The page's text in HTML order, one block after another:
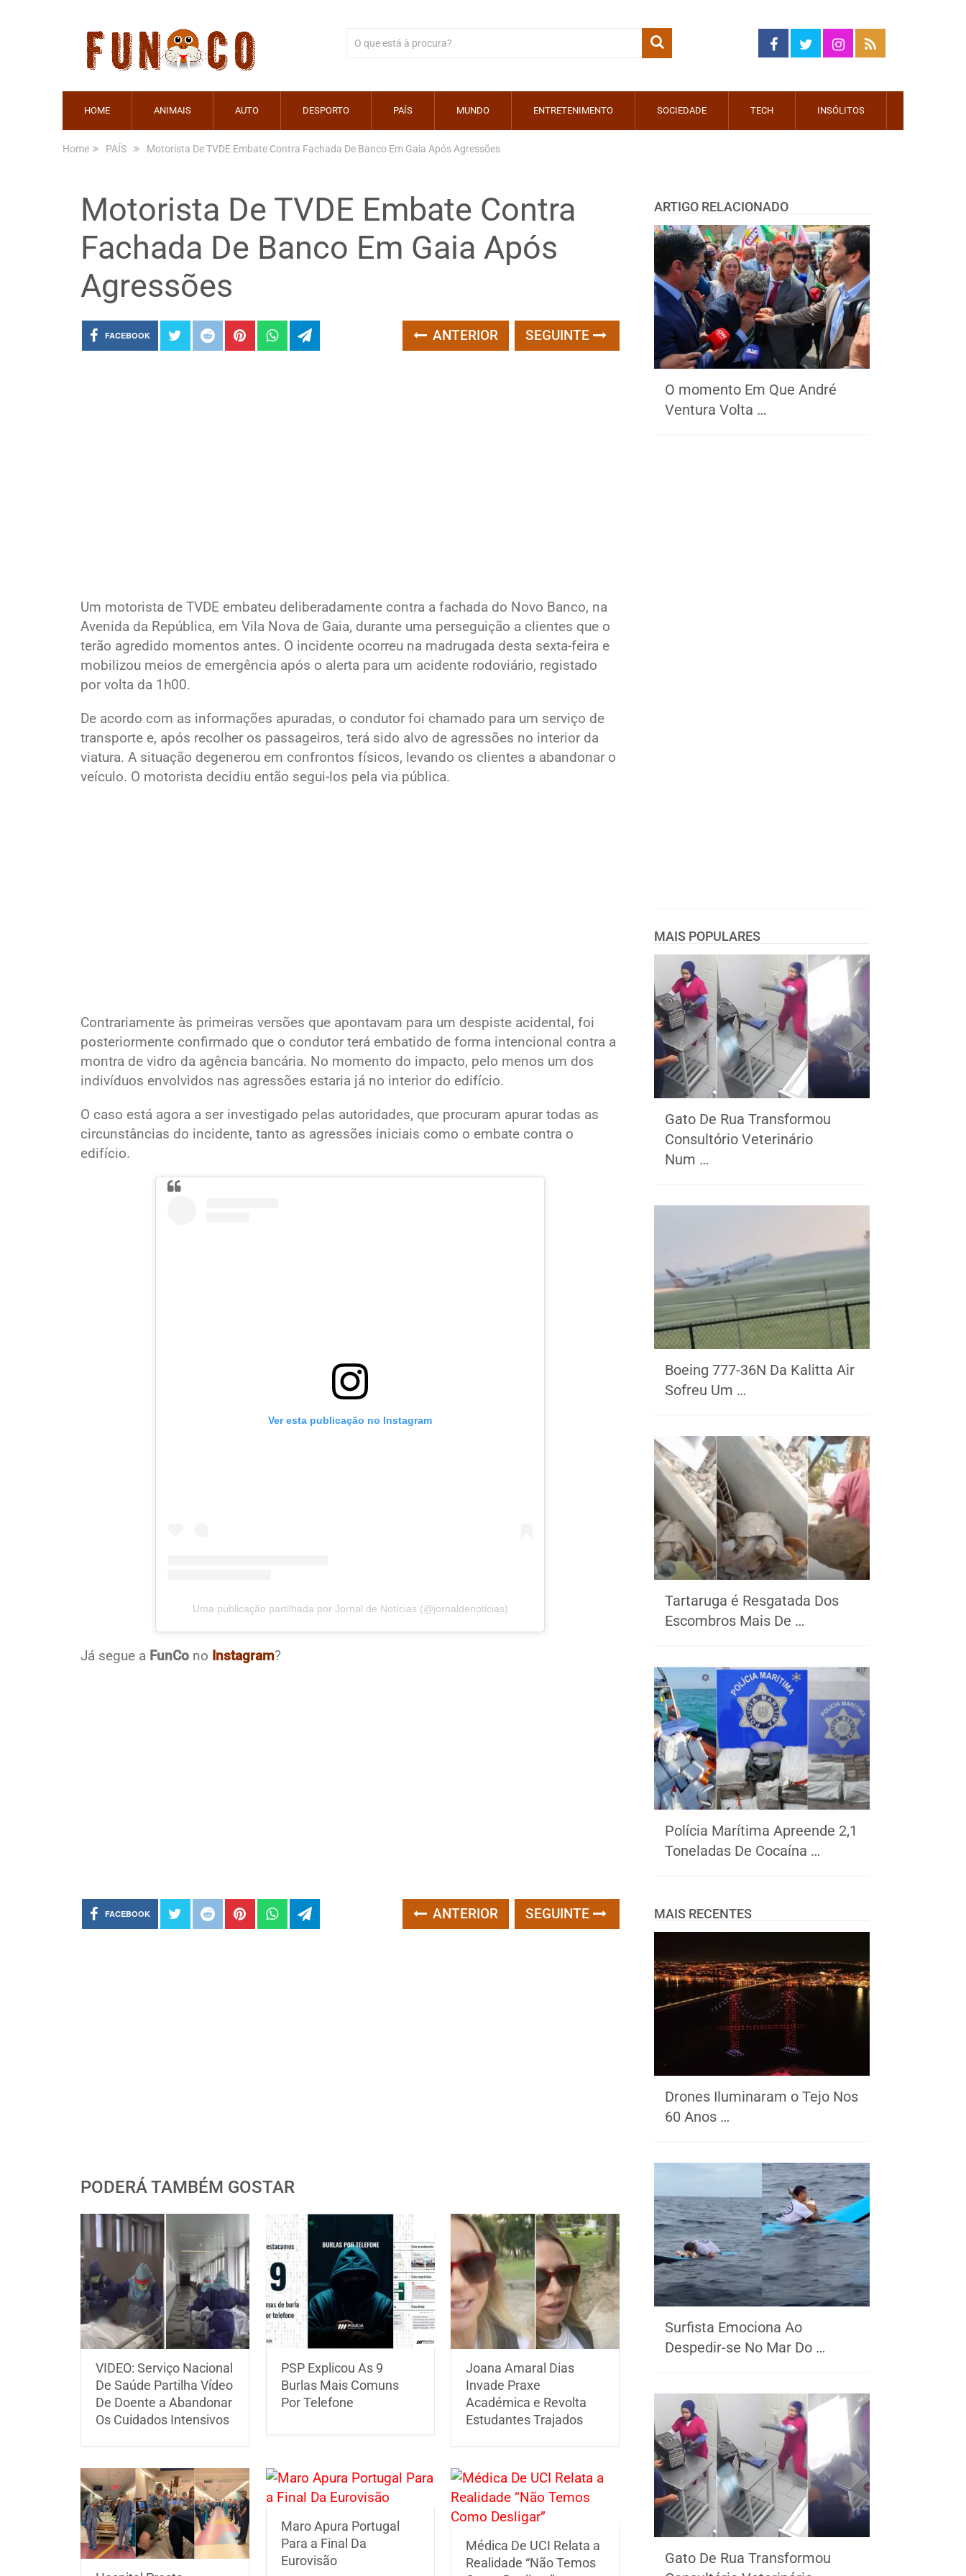
HOME ANIMAIS AUTO DESPORTO PAÍS MUNDO ENTRETENIMENTO SOCIEDADE TECH INSÓLITOS
Home PAÍS Motorista De TVDE Embate Contra Fachada De Banco Em Gaia Após Agressões
Motorista De TVDE Embate Contra
Fachada De Banco Em Gaia Após
Agressões
FACEBOOK ANTERIOR SEGUINTE
Um motorista de TVDE embateu deliberadamente contra a fachada do Novo Banco, na
Avenida da República, em Vila Nova de Gaia, durante uma perseguição a clientes que o
terão agredido momentos antes. O incidente ocorreu na madrugada desta sexta-feira e
mobilizou meios de emergência após o alerta para um acidente rodoviário, registado
por volta da 1h00.
De acordo com as informações apuradas, o condutor foi chamado para um serviço de
transporte e, após recolher os passageiros, terá sido alvo de agressões no interior da
viatura. A situação degenerou em confrontos físicos, levando os clientes a abandonar o
veículo. O motorista decidiu então segui-los pela via pública.
Contrariamente às primeiras versões que apontavam para um despiste acidental, foi
posteriormente confirmado que o condutor terá embatido de forma intencional contra a
montra de vidro da agência bancária. No momento do impacto, pelo menos um dos
indivíduos envolvidos nas agressões estaria já no interior do edifício.
O caso está agora a ser investigado pelas autoridades, que procuram apurar todas as
circunstâncias do incidente, tanto as agressões iniciais como o embate contra o
edifício.
Ver esta publicação no Instagram
Uma publicação partilhada por Jornal de Notícias (@jornaldenoticias)
Já segue a FunCo no Instagram?
FACEBOOK ANTERIOR SEGUINTE
PODERÁ TAMBÉM GOSTAR
VIDEO: Serviço Nacional
De Saúde Partilha Vídeo
De Doente a Abandonar
Os Cuidados Intensivos
PSP Explicou As 9
Burlas Mais Comuns
Por Telefone
Joana Amaral Dias
Invade Praxe
Académica e Revolta
Estudantes Trajados
Maro Apura Portugal
Para a Final Da
Eurovisão
Médica De UCI Relata a
Realidade “Não Temos
ARTIGO RELACIONADO
O momento Em Que André
Ventura Volta …
MAIS POPULARES
Gato De Rua Transformou
Consultório Veterinário
Num …
Boeing 777-36N Da Kalitta Air
Sofreu Um …
Tartaruga é Resgatada Dos
Escombros Mais De …
Polícia Marítima Apreende 2,1
Toneladas De Cocaína …
MAIS RECENTES
Drones Iluminaram o Tejo Nos
60 Anos …
Surfista Emociona Ao
Despedir-se No Mar Do …
Gato De Rua Transformou